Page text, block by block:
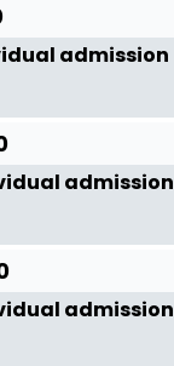
admission
admission
admission